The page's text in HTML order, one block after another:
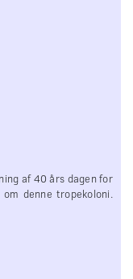
af 40 års dagen for
denne tropekoloni.